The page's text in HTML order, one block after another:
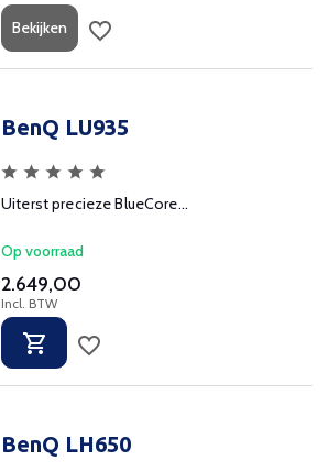
Bekijken
BenQ LU935
Uiterst precieze BlueCore...
Op voorraad
2.649,00
Incl. BTW
BenQ LH650